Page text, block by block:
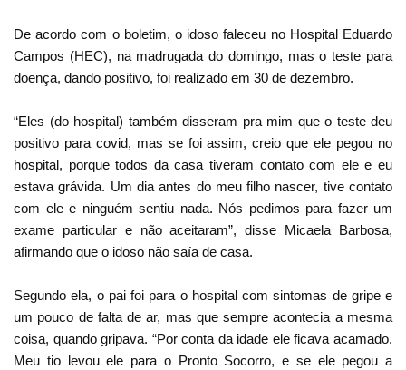
De acordo com o boletim, o idoso faleceu no Hospital Eduardo
Campos (HEC), na madrugada do domingo, mas o teste para
doença, dando positivo, foi realizado em 30 de dezembro.
“Eles (do hospital) também disseram pra mim que o teste deu
positivo para covid, mas se foi assim, creio que ele pegou no
hospital, porque todos da casa tiveram contato com ele e eu
estava grávida. Um dia antes do meu filho nascer, tive contato
com ele e ninguém sentiu nada. Nós pedimos para fazer um
exame particular e não aceitaram”, disse Micaela Barbosa,
afirmando que o idoso não saía de casa.
Segundo ela, o pai foi para o hospital com sintomas de gripe e
um pouco de falta de ar, mas que sempre acontecia a mesma
coisa, quando gripava. “Por conta da idade ele ficava acamado.
Meu tio levou ele para o Pronto Socorro, e se ele pegou a